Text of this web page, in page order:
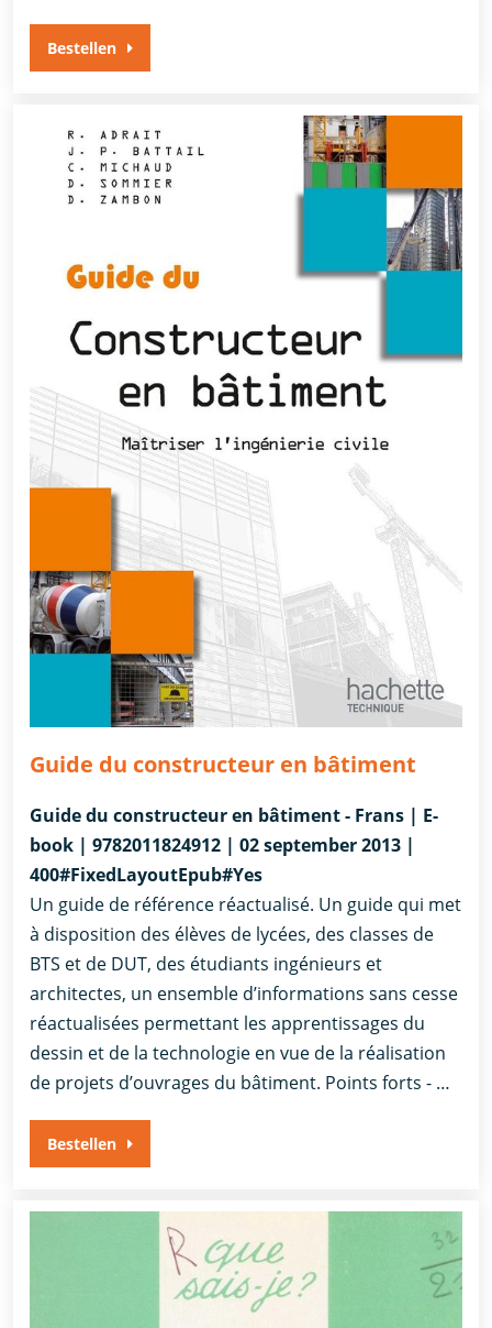
Bestellen
Guide du constructeur en bâtiment
Guide du constructeur en bâtiment - Frans | E-
book | 9782011824912 | 02 september 2013 |
400#FixedLayoutEpub#Yes
Un guide de référence réactualisé. Un guide qui met
à disposition des élèves de lycées, des classes de
BTS et de DUT, des étudiants ingénieurs et
architectes, un ensemble d’informations sans cesse
réactualisées permettant les apprentissages du
dessin et de la technologie en vue de la réalisation
de projets d’ouvrages du bâtiment. Points forts - …
Bestellen